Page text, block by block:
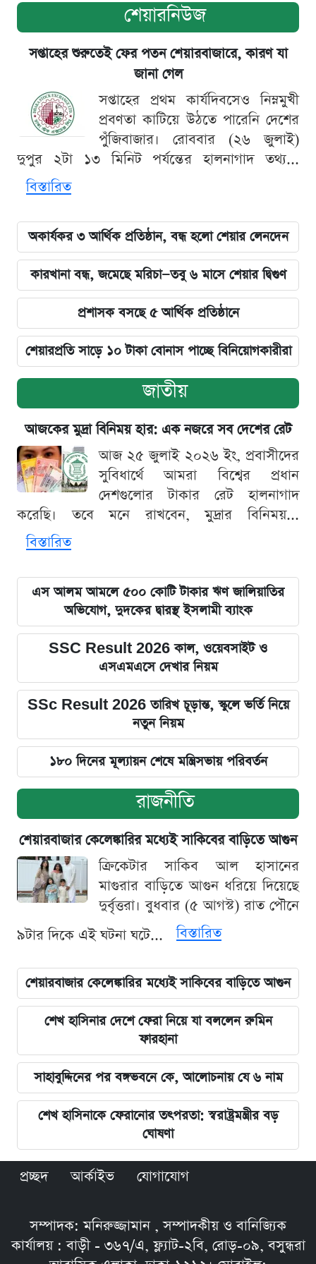
শেয়ারনিউজ
সপ্তাহের শুরুতেই ফের পতন শেয়ারবাজারে, কারণ যা
জানা গেল
সপ্তাহের প্রথম কার্যদিবসেও নিম্নমুখী
প্রবণতা কাটিয়ে উঠতে পারেনি দেশের
পুঁজিবাজার। রোববার (২৬ জুলাই)
দুপুর ২টা ১৩ মিনিট পর্যন্তের হালনাগাদ তথ্য...
বিস্তারিত
অকার্যকর ৩ আর্থিক প্রতিষ্ঠান, বন্ধ হলো শেয়ার লেনদেন
কারখানা বন্ধ, জমেছে মরিচা—তবু ৬ মাসে শেয়ার দ্বিগুণ
প্রশাসক বসছে ৫ আর্থিক প্রতিষ্ঠানে
শেয়ারপ্রতি সাড়ে ১০ টাকা বোনাস পাচ্ছে বিনিয়োগকারীরা
জাতীয়
আজকের মুদ্রা বিনিময় হার: এক নজরে সব দেশের রেট
আজ ২৫ জুলাই ২০২৬ ইং, প্রবাসীদের
সুবিধার্থে আমরা বিশ্বের প্রধান
দেশগুলোর টাকার রেট হালনাগাদ
করেছি। তবে মনে রাখবেন, মুদ্রার বিনিময়...
বিস্তারিত
এস আলম আমলে ৫০০ কোটি টাকার ঋণ জালিয়াতির
অভিযোগ, দুদকের দ্বারস্থ ইসলামী ব্যাংক
SSC Result 2026 কাল, ওয়েবসাইট ও
এসএমএসে দেখার নিয়ম
SSc Result 2026 তারিখ চূড়ান্ত, স্কুলে ভর্তি নিয়ে
নতুন নিয়ম
১৮০ দিনের মূল্যায়ন শেষে মন্ত্রিসভায় পরিবর্তন
রাজনীতি
শেয়ারবাজার কেলেঙ্কারির মধ্যেই সাকিবের বাড়িতে আগুন
ক্রিকেটার সাকিব আল হাসানের
মাগুরার বাড়িতে আগুন ধরিয়ে দিয়েছে
দুর্বৃত্তরা। বুধবার (৫ আগস্ট) রাত পৌনে
৯টার দিকে এই ঘটনা ঘটে...
বিস্তারিত
শেয়ারবাজার কেলেঙ্কারির মধ্যেই সাকিবের বাড়িতে আগুন
শেখ হাসিনার দেশে ফেরা নিয়ে যা বললেন রুমিন
ফারহানা
সাহাবুদ্দিনের পর বঙ্গভবনে কে, আলোচনায় যে ৬ নাম
শেখ হাসিনাকে ফেরানোর তৎপরতা: স্বরাষ্ট্রমন্ত্রীর বড়
ঘোষণা
প্রচ্ছদ আর্কাইভ যোগাযোগ
সম্পাদক: মনিরুজ্জামান , সম্পাদকীয় ও বানিজ্যিক
কার্যালয় : বাড়ী - ৩৬৭/এ, ফ্ল্যাট-২বি, রোড়-০৯, বসুন্ধরা